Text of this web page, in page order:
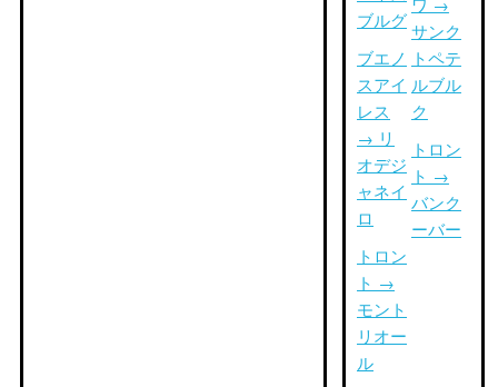
ブルグ
ブエノ
スアイ
レス
→ リ
オデジ
ャネイ
ロ
トロン
ト →
モント
リオー
ル
サンク
トペテ
ルブル
ク
トロン
ト →
バンク
ーバー